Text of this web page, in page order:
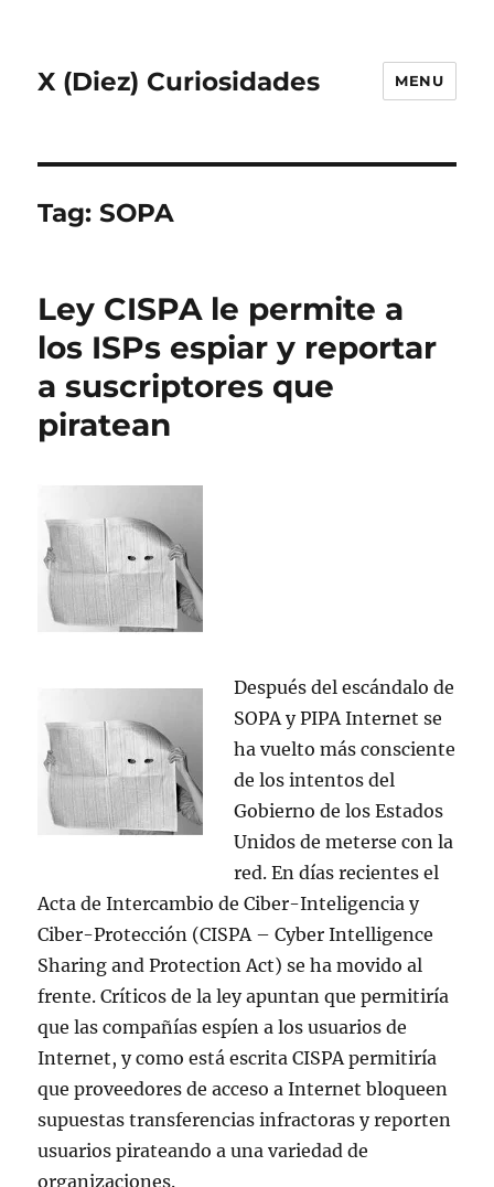
X (Diez) Curiosidades MENU
Tag:SOPA
Ley CISPA le permite a
los ISPs espiar y reportar
a suscriptores que
piratean
Después del escándalo de
SOPA y PIPA Internet se
ha vuelto más consciente
de los intentos del
Gobierno de los Estados
Unidos de meterse con la
red. En días recientes el
Acta de Intercambio de Ciber-Inteligencia y
Ciber-Protección (CISPA – Cyber Intelligence
Sharing and Protection Act) se ha movido al
frente. Críticos de la ley apuntan que permitiría
que las compañías espíen a los usuarios de
Internet, y como está escrita CISPA permitiría
que proveedores de acceso a Internet bloqueen
supuestas transferencias infractoras y reporten
usuarios pirateando a una variedad de
organizaciones.